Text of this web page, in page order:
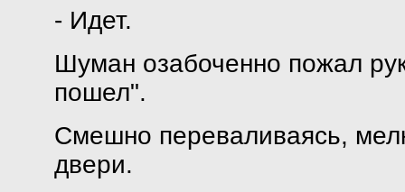
- Идет.
Шуман озабоченно пожал
пошел".
Смешно переваливаясь,
двери.